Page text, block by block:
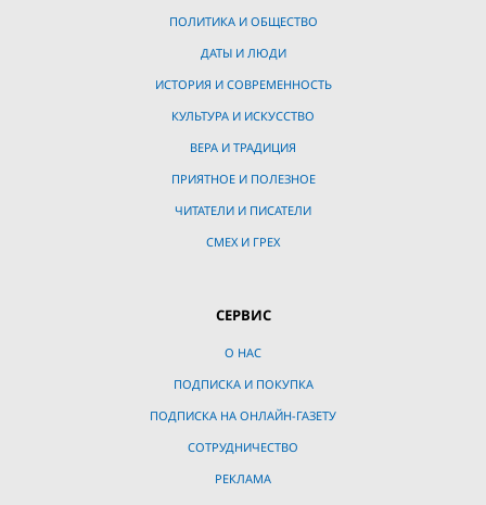
ПОЛИТИКА И ОБЩЕСТВО
ДАТЫ И ЛЮДИ
ИСТОРИЯ И СОВРЕМЕННОСТЬ
КУЛЬТУРА И ИСКУССТВО
ВЕРА И ТРАДИЦИЯ
ПРИЯТНОЕ И ПОЛЕЗНОЕ
ЧИТАТЕЛИ И ПИСАТЕЛИ
СМЕХ И ГРЕХ
СЕРВИС
О НАС
ПОДПИСКА И ПОКУПКА
ПОДПИСКА НА ОНЛАЙН-ГАЗЕТУ
СОТРУДНИЧЕСТВО
РЕКЛАМА